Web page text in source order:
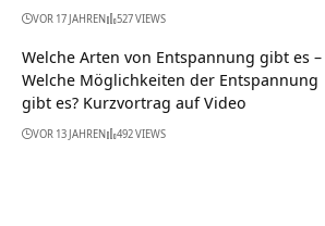
VOR 17 JAHREN 527 VIEWS
Welche Arten von Entspannung gibt es –
Welche Möglichkeiten der Entspannung
gibt es? Kurzvortrag auf Video
VOR 13 JAHREN 492 VIEWS